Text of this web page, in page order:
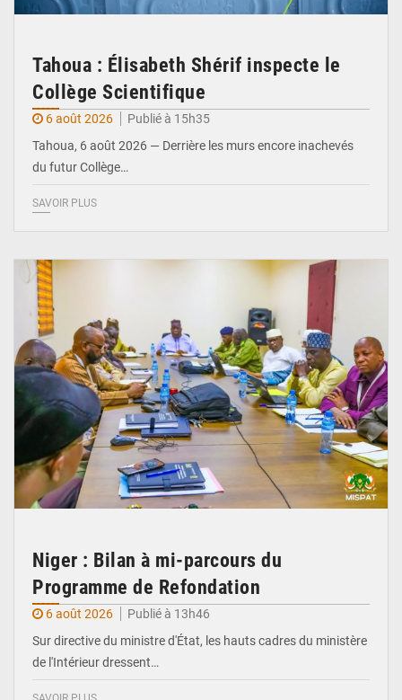
Tahoua : Élisabeth Shérif inspecte le
Collège Scientifique
6 août 2026
Publié à 15h35
Tahoua, 6 août 2026 — Derrière les murs encore inachevés
du futur Collège…
SAVOIR PLUS
Niger : Bilan à mi-parcours du
Programme de Refondation
6 août 2026
Publié à 13h46
Sur directive du ministre d'État, les hauts cadres du ministère
de l'Intérieur dressent…